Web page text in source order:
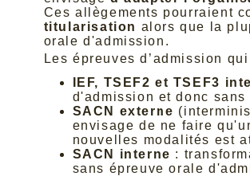
Ces allègements pourraient
titularisation alors que la
orale d'admission.
Les épreuves d’admission
IEF, TSEF2 et TSEF3
d'admission et donc
SACN externe
envisage de ne faire
nouvelles modalités est
SACN interne :
sans épreuve orale